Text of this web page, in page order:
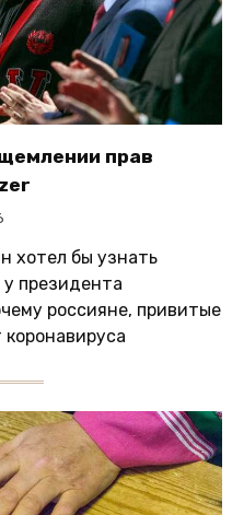
прав
хотел бы узнать
президента
россияне, привитые